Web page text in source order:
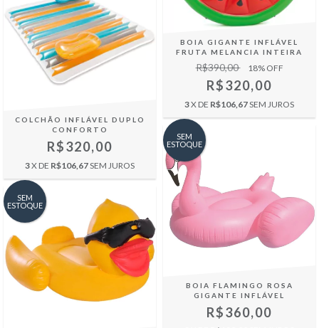
COLCHÃO INFLÁVEL DUPLO
CONFORTO
R$320,00
3X DE R$106,67SEM JUROS
BOIA GIGANTE INFLÁVEL
FRUTA MELANCIA INTEIRA
R$390,00 18% OFF
R$320,00
3X DE R$106,67SEM JUROS
SEM
ESTOQUE
SEM
ESTOQUE
BOIA FLAMINGO ROSA
GIGANTE INFLÁVEL
R$360,00